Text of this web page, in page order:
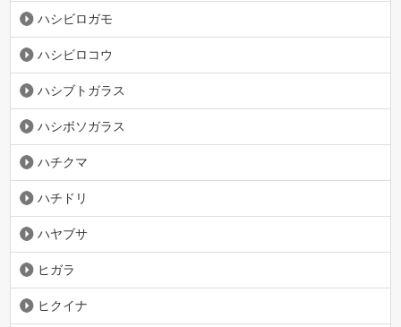
ハシビロガモ
ハシビロコウ
ハシブトガラス
ハシボソガラス
ハチクマ
ハチドリ
ハヤブサ
ヒガラ
ヒクイナ